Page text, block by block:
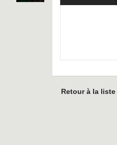
Retour à la liste